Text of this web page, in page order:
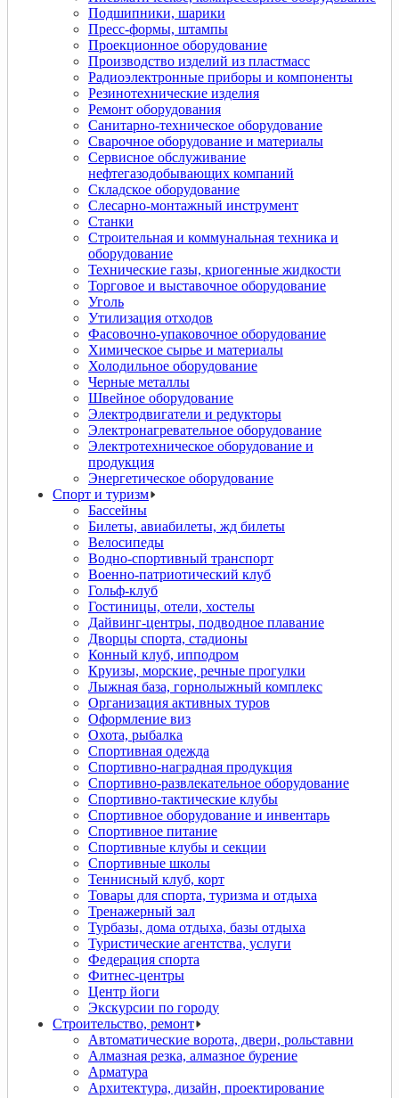
Подшипники, шарики
Пресс-формы, штампы
Проекционное оборудование
Производство изделий из пластмасс
Радиоэлектронные приборы и компоненты
Резинотехнические изделия
Ремонт оборудования
Санитарно-техническое оборудование
Сварочное оборудование и материалы
Сервисное обслуживание
нефтегазодобывающих компаний
Складское оборудование
Слесарно-монтажный инструмент
Станки
Строительная и коммунальная техника и
оборудование
Технические газы, криогенные жидкости
Торговое и выставочное оборудование
Уголь
Утилизация отходов
Фасовочно-упаковочное оборудование
Химическое сырье и материалы
Холодильное оборудование
Черные металлы
Швейное оборудование
Электродвигатели и редукторы
Электронагревательное оборудование
Электротехническое оборудование и
продукция
Энергетическое оборудование
Спорт и туризм
Бассейны
Билеты, авиабилеты, жд билеты
Велосипеды
Водно-спортивный транспорт
Военно-патриотический клуб
Гольф-клуб
Гостиницы, отели, хостелы
Дайвинг-центры, подводное плавание
Дворцы спорта, стадионы
Конный клуб, ипподром
Круизы, морские, речные прогулки
Лыжная база, горнолыжный комплекс
Организация активных туров
Оформление виз
Охота, рыбалка
Спортивная одежда
Спортивно-наградная продукция
Спортивно-развлекательное оборудование
Спортивно-тактические клубы
Спортивное оборудование и инвентарь
Спортивное питание
Спортивные клубы и секции
Спортивные школы
Теннисный клуб, корт
Товары для спорта, туризма и отдыха
Тренажерный зал
Турбазы, дома отдыха, базы отдыха
Туристические агентства, услуги
Федерация спорта
Фитнес-центры
Центр йоги
Экскурсии по городу
Строительство, ремонт
Автоматические ворота, двери, рольставни
Алмазная резка, алмазное бурение
Арматура
Архитектура, дизайн, проектирование